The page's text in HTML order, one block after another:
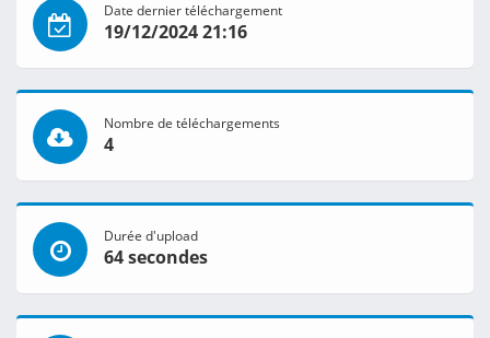
Date dernier téléchargement
19/12/2024 21:16
Nombre de téléchargements
4
Durée d'upload
64 secondes